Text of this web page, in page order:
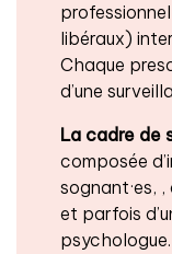
libéraux)
Chaque
d’une
La cadre de
composée
sognant·es,
et parfois